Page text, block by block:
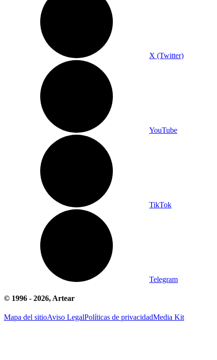
X (Twitter)
YouTube
TikTok
Telegram
© 1996 - 2026, Artear
Mapa del sitioAviso LegalPolíticas de privacidadMedia Kit